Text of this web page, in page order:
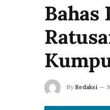
By Redaksi